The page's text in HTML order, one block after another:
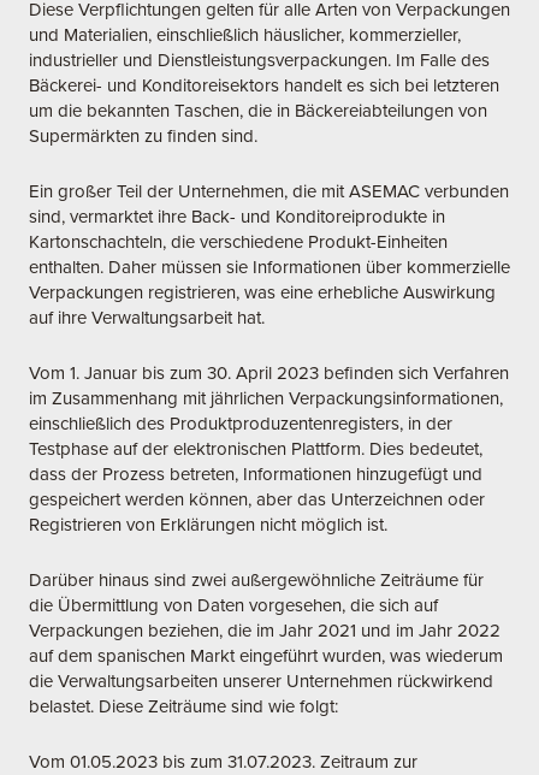
Diese Verpflichtungen gelten für alle Arten von Verpackungen
und Materialien, einschließlich häuslicher, kommerzieller,
industrieller und Dienstleistungsverpackungen. Im Falle des
Bäckerei- und Konditoreisektors handelt es sich bei letzteren
um die bekannten Taschen, die in Bäckereiabteilungen von
Supermärkten zu finden sind.
Ein großer Teil der Unternehmen, die mit ASEMAC verbunden
sind, vermarktet ihre Back- und Konditoreiprodukte in
Kartonschachteln, die verschiedene Produkt-Einheiten
enthalten. Daher müssen sie Informationen über kommerzielle
Verpackungen registrieren, was eine erhebliche Auswirkung
auf ihre Verwaltungsarbeit hat.
Vom 1. Januar bis zum 30. April 2023 befinden sich Verfahren
im Zusammenhang mit jährlichen Verpackungsinformationen,
einschließlich des Produktproduzentenregisters, in der
Testphase auf der elektronischen Plattform. Dies bedeutet,
dass der Prozess betreten, Informationen hinzugefügt und
gespeichert werden können, aber das Unterzeichnen oder
Registrieren von Erklärungen nicht möglich ist.
Darüber hinaus sind zwei außergewöhnliche Zeiträume für
die Übermittlung von Daten vorgesehen, die sich auf
Verpackungen beziehen, die im Jahr 2021 und im Jahr 2022
auf dem spanischen Markt eingeführt wurden, was wiederum
die Verwaltungsarbeiten unserer Unternehmen rückwirkend
belastet. Diese Zeiträume sind wie folgt:
Vom 01.05.2023 bis zum 31.07.2023. Zeitraum zur